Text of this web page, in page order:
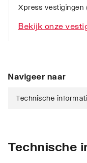
Xpress vestigingen
Bekijk onze
Navigeer naar
Technische
Technische